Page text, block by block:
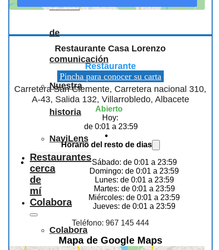
Medios
de
comunicación
Nuestra
historia
NaviLens
Restaurantes
cerca
de
mí
Colabora
Colabora
Restaurante Casa Lorenzo
Restaurante
Pincha para conocer su carta
Carretera San Clemente, Carretera nacional 310,
A-43, Salida 132, Villarrobledo, Albacete
Abierto
Hoy:
de 0:01 a 23:59
Horario del resto de dias
Sábado: de 0:01 a 23:59
Domingo: de 0:01 a 23:59
Lunes: de 0:01 a 23:59
Martes: de 0:01 a 23:59
Miércoles: de 0:01 a 23:59
Jueves: de 0:01 a 23:59
Teléfono: 967 145 444
Mapa de Google Maps